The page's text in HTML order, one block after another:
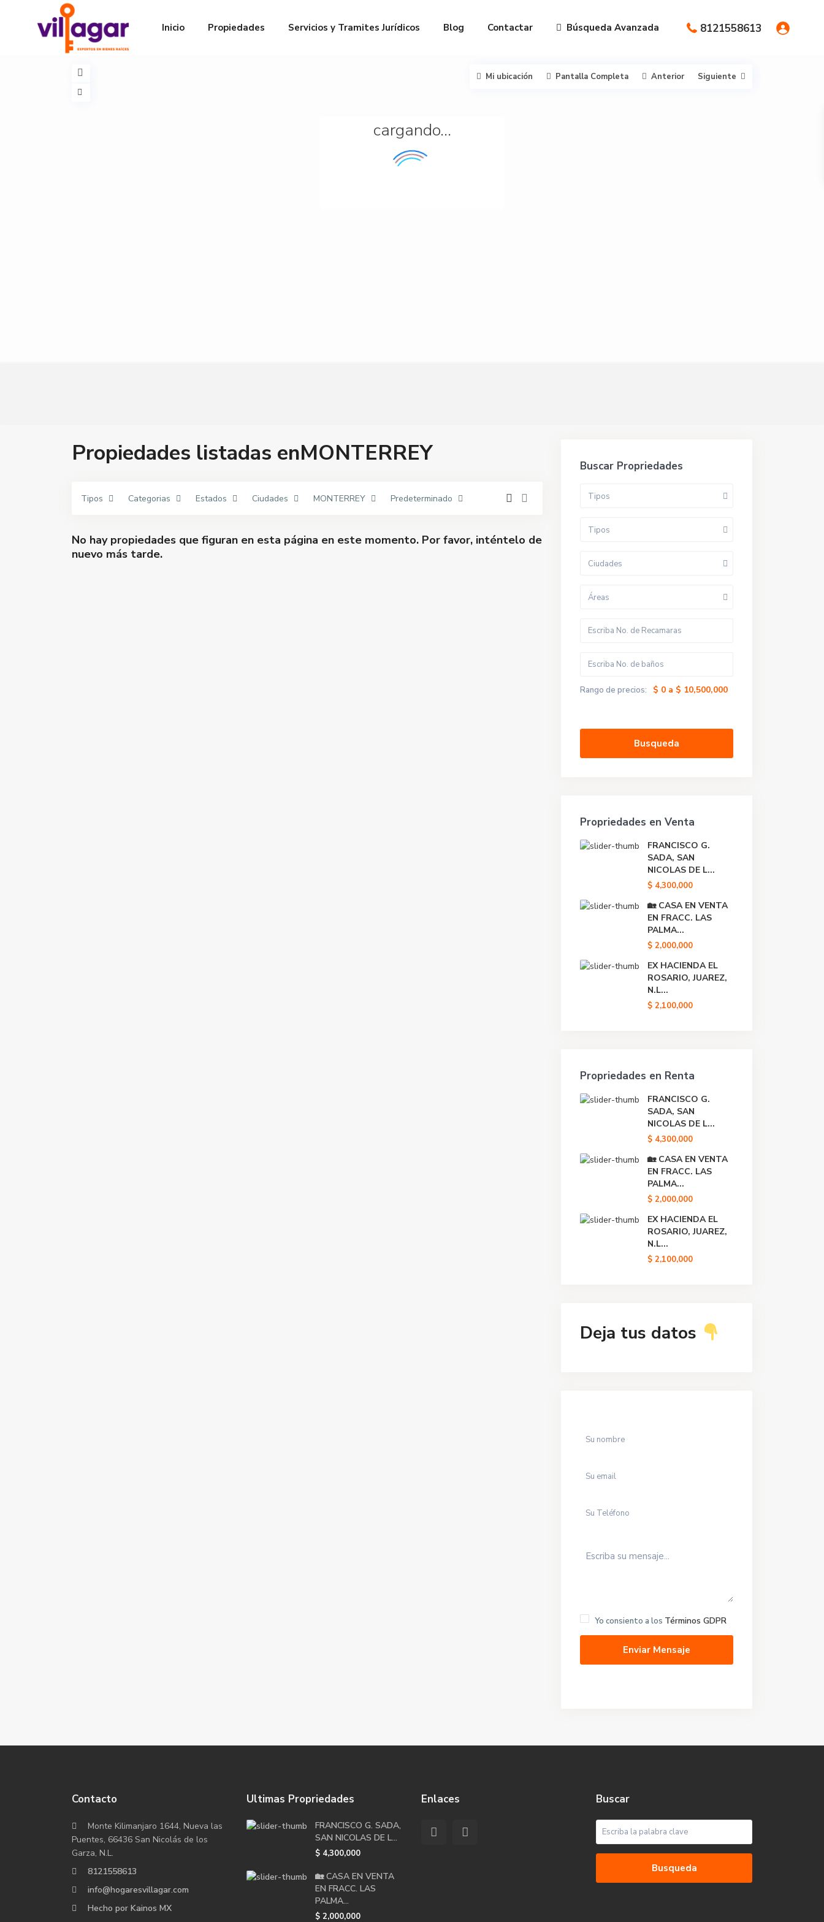
8121558613
Inicio Propiedades Servicios y Tramites Jurídicos Blog Contactar Búsqueda Avanzada
cargando…
Mi ubicación Pantalla Completa Anterior Siguiente
Propiedades listadas enMONTERREY
Tipos Categorias Estados Ciudades MONTERREY Predeterminado
No hay propiedades que figuran en esta página en este momento. Por favor, inténtelo de
nuevo más tarde.
Buscar Propriedades
Tipos
Tipos
Ciudades
Áreas
Rango de precios: $ 0 a $ 10,500,000
Busqueda
Propriedades en Venta
FRANCISCO G.
SADA, SAN
NICOLAS DE L...
$ 4,300,000
🏡 CASA EN VENTA
EN FRACC. LAS
PALMA...
$ 2,000,000
EX HACIENDA EL
ROSARIO, JUAREZ,
N.L...
$ 2,100,000
Propriedades en Renta
FRANCISCO G.
SADA, SAN
NICOLAS DE L...
$ 4,300,000
🏡 CASA EN VENTA
EN FRACC. LAS
PALMA...
$ 2,000,000
EX HACIENDA EL
ROSARIO, JUAREZ,
N.L...
$ 2,100,000
Deja tus datos
Yo consiento a los Términos GDPR
Enviar Mensaje
Contacto
Monte Kilimanjaro 1644, Nueva las
Puentes, 66436 San Nicolás de los
Garza, N.L.
8121558613
info@hogaresvillagar.com
Hecho por Kainos MX
Ultimas Propriedades
FRANCISCO G. SADA,
SAN NICOLAS DE L...
$ 4,300,000
🏡 CASA EN VENTA
EN FRACC. LAS
PALMA...
$ 2,000,000
Enlaces Buscar
Busqueda